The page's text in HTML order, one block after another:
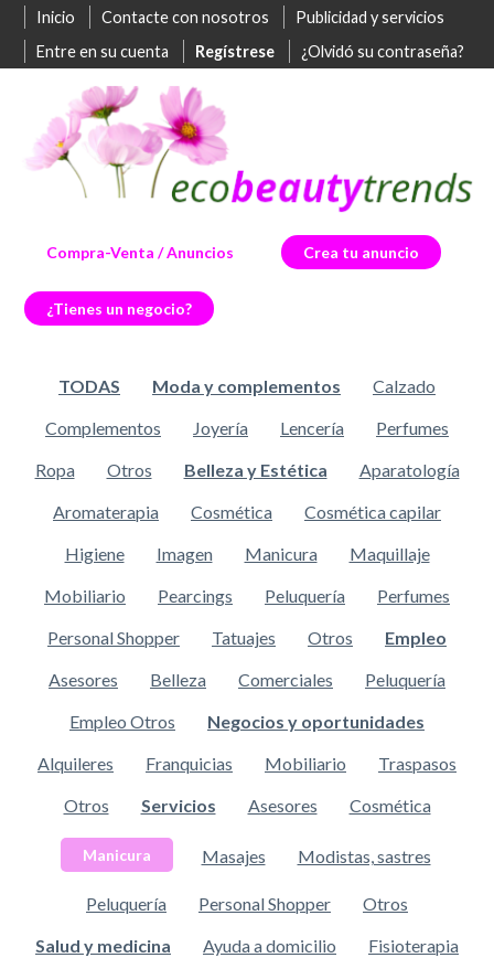
Inicio Contacte con nosotros
Publicidad y servicios
Entre en su cuenta
Regístrese ¿Olvidó su contraseña?
Compra-Venta / Anuncios Crea tu anuncio
¿Tienes un negocio?
TODAS Moda y complementos
Calzado
Complementos
Joyería Lencería
Perfumes
Ropa
Otros Belleza y Estética
Aparatología
Aromaterapia
Cosmética
Cosmética capilar
Higiene
Imagen Manicura
Maquillaje
Mobiliario
Pearcings Peluquería
Perfumes
Personal Shopper
Tatuajes Otros
Empleo
Asesores
Belleza Comerciales
Peluquería
Empleo Otros
Negocios y oportunidades
Alquileres
Franquicias Mobiliario
Traspasos
Otros
Servicios Asesores Cosmética
Manicura Masajes Modistas, sastres
Peluquería Personal Shopper
Otros
Salud y medicina
Ayuda a domicilio
Fisioterapia